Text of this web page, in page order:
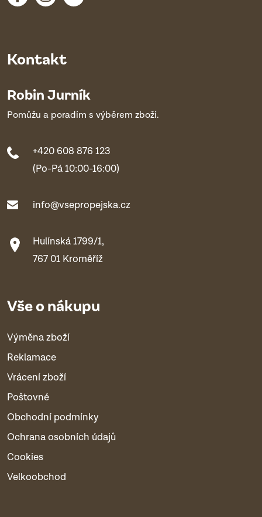
Kontakt
Robin Jurník
Pomůžu a poradím s výběrem zboží.
+420 608 876 123
(Po-Pá 10:00-16:00)
info@vsepropejska.cz
Hulínská 1799/1,
767 01 Kroměříž
Vše o nákupu
Výměna zboží
Reklamace
Vrácení zboží
Poštovné
Obchodní podmínky
Ochrana osobních údajů
Cookies
Velkoobchod